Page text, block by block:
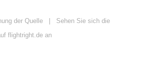
der Quelle
Sehen Sie sich die
flightright.de an